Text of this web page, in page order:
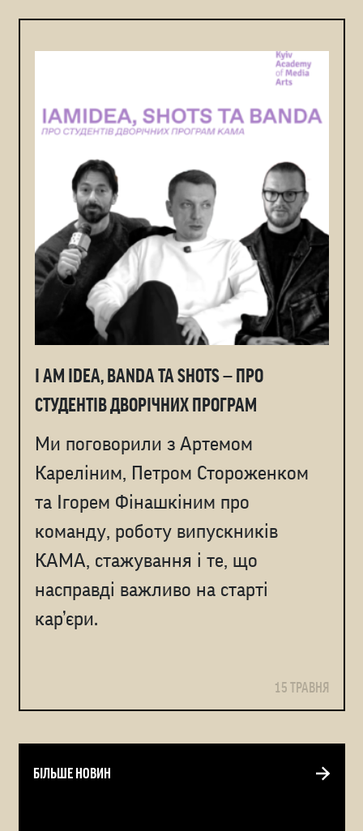
I AM IDEA, BANDA ТА SHOTS — ПРО
СТУДЕНТІВ ДВОРІЧНИХ ПРОГРАМ
Ми поговорили з Артемом
Кареліним, Петром Стороженком
та Ігорем Фінашкіним про
команду, роботу випускників
КАМА, стажування і те, що
насправді важливо на старті
кар’єри.
15 ТРАВНЯ
БІЛЬШЕ НОВИН